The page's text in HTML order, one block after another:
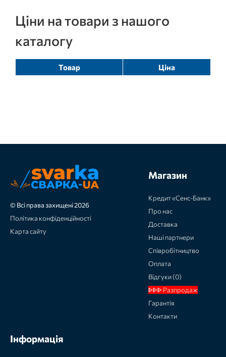
Ціни на товари з нашого
каталогу
Товар Ціна
© Всі права захищені 2026
Політика конфіденційності
Карта сайту
Магазин
Кредит «Сенс-Банк»
Про нас
Доставка
Наші партнери
Співробітництво
Оплата
Відгуки (0)
ᐈᐈᐈ Разпродаж
Гарантія
Контакти
Інформація